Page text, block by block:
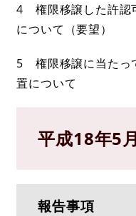
4 権限移譲した許認
について（要望）
5 権限移譲に当たっ
置について
平成18年5
報告事項